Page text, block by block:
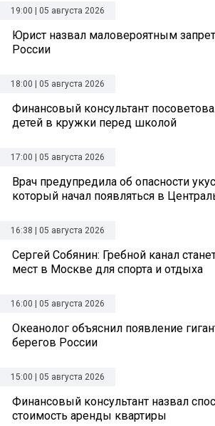
19:00 | 05 августа 2026
Юрист назвал маловероятным
России
18:00 | 05 августа 2026
Финансовый консультант
детей в кружки перед школой
17:00 | 05 августа 2026
Врач предупредила об опасности
который начал появляться в
16:38 | 05 августа 2026
Сергей Собянин: Гребной канал
мест в Москве для спорта и отдыха
16:00 | 05 августа 2026
Океанолог объяснил появление
берегов России
15:00 | 05 августа 2026
Финансовый консультант назвал
стоимость аренды квартиры